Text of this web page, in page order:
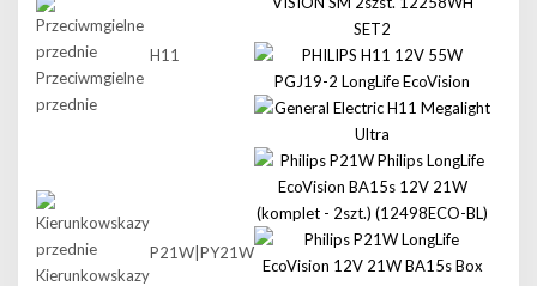
Przeciwmgielne
przednie
H11
Kierunkowskazy
P21W|PY21W